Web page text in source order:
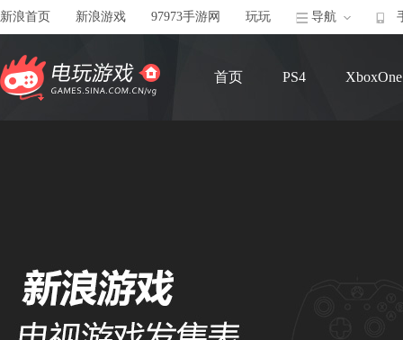
新浪首页 新浪游戏 97973手游网 玩玩 导航
首页 PS4 XboxOne